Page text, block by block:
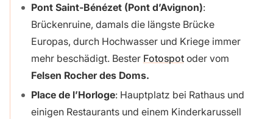
Pont Saint-Bénézet (Pont d’Avignon):
Brückenruine, damals die längste Brücke
Europas, durch Hochwasser und Kriege immer
mehr beschädigt. Bester Fotospotoder vom
Felsen Rocher des Doms.
Place de l’Horloge: Hauptplatz bei Rathaus und
einigen Restaurants und einem Kinderkarussell